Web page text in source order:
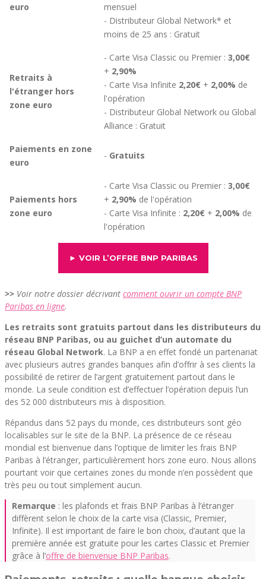
euro
mensuel
- Distributeur Global Network* et
moins de 25 ans : Gratuit
Retraits à
l'étranger hors
zone euro
- Carte Visa Classic ou Premier : 3,00€
+ 2,90%
- Carte Visa Infinite 2,20€ + 2,00% de
l'opération
- Distributeur Global Network ou Global
Alliance : Gratuit
Paiements en zone
euro
- Gratuits
Paiements hors
zone euro
- Carte Visa Classic ou Premier : 3,00€
+ 2,90% de l'opération
- Carte Visa Infinite : 2,20€ + 2,00% de
l'opération
► VOIR L’OFFRE BNP PARIBAS
>> Voir notre dossier décrivant comment ouvrir un compte BNP
Paribas en ligne.
Les retraits sont gratuits partout dans les distributeurs du
réseau BNP Paribas, ou au guichet d’un automate du
réseau Global Network. La BNP a en effet fondé un partenariat
avec plusieurs autres grandes banques afin d’offrir à ses clients la
possibilité de retirer de l’argent gratuitement partout dans le
monde. La seule condition est d’effectuer l’opération depuis l’un
des 52 000 distributeurs mis à disposition.
Répandus dans 52 pays du monde, ces distributeurs sont géo
localisables sur le site de la BNP. La présence de ce réseau
mondial est bienvenue dans l’optique de limiter les frais BNP
Paribas à l’étranger, particulièrement hors zone euro. Nous allons
pourtant voir que certaines zones du monde n’en possèdent que
très peu ou tout simplement aucun.
Remarque : les plafonds et frais BNP Paribas à l’étranger
diffèrent selon le choix de la carte visa (Classic, Premier,
Infinite). Il est important de faire le bon choix, d’autant que la
première année est gratuite pour les cartes Classic et Premier
grâce à l’offre de bienvenue BNP Paribas.